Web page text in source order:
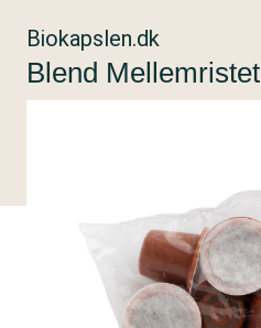
Biokapslen.dk
Blend Mellemristet